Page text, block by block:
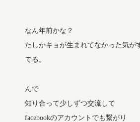
なん年前かな？
たしかキョが生まれてなかった気が
てる。
んで
知り合って少しずつ交流して
facebookのアカウントでも繋がり